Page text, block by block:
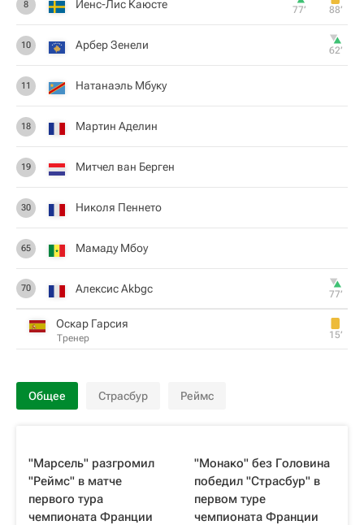
8 Йенс-Лис Каюсте 77‎’‎ 88‎’‎
10 Арбер Зенели 62‎’‎
11 Натанаэль Мбуку
18 Мартин Аделин
19 Митчел ван Берген
30 Николя Пеннето
65 Мамаду Мбоу
70 Алексис Akbgc 77‎’‎
Оскар Гарсия
Тренер 15‎’‎
Общее Страсбур Реймс
"Марсель" разгромил
"Реймс" в матче
первого тура
чемпионата Франции
"Монако" без Головина
победил "Страсбур" в
первом туре
чемпионата Франции